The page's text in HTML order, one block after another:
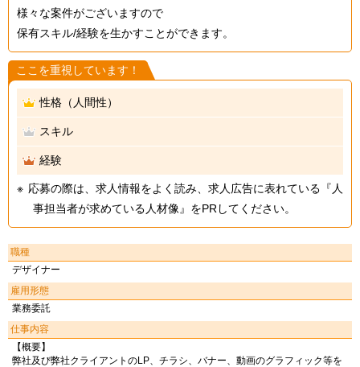
様々な案件がございますので
保有スキル/経験を生かすことができます。
ここを重視しています！
性格（人間性）
スキル
経験
応募の際は、求人情報をよく読み、求人広告に表れている『人
事担当者が求めている人材像』をPRしてください。
職種
デザイナー
雇用形態
業務委託
仕事内容
【概要】
弊社及び弊社クライアントのLP、チラシ、バナー、動画のグラフィック等を